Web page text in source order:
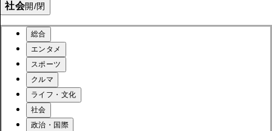
社会開/閉
総合
エンタメ
スポーツ
クルマ
ライフ・文化
社会
政治・国際